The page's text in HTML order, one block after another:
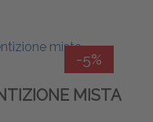
-5%
MISTA